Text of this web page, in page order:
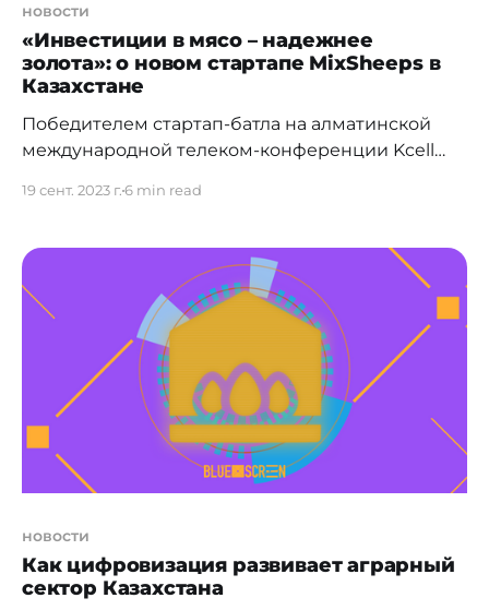
новости
«Инвестиции в мясо – надежнее
золота»: о новом стартапе MixSheeps в
Казахстане
Победителем стартап-батла на алматинской
международной телеком-конференции Kcell
Founder/CEO экосистемы "MixReality". Молодой
фермер из Уральска собирается оцифровать
сферу животноводства Казахстана, используя
блокчейн и мобильную игру. Это
инновационная экосистема, позволяющая
создать геймификацию различных отраслей
19 сент. 2023 г.6 min read
новости
Как цифровизация развивает аграрный
сектор Казахстана